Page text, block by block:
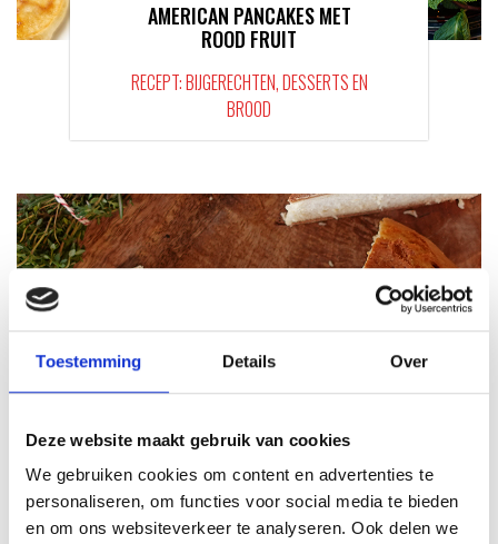
Toestemming Details Over
Deze website maakt gebruik van cookies
We gebruiken cookies om content en advertenties te
personaliseren, om functies voor social media te bieden
en om ons websiteverkeer te analyseren. Ook delen we
AMERICAN PANCAKES MET
ROOD FRUIT
RECEPT: BIJGERECHTEN, DESSERTS EN
BROOD
POTBROOD UIT DE DUTCH OVEN
RECEPT: DESSERTS EN BROOD